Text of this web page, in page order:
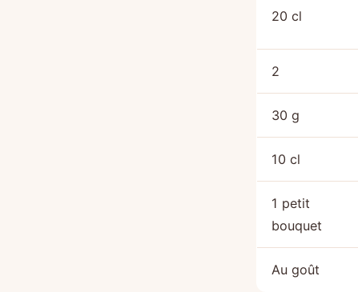
20 cl
2
30 g
10 cl
1 petit
bouquet
Au goût